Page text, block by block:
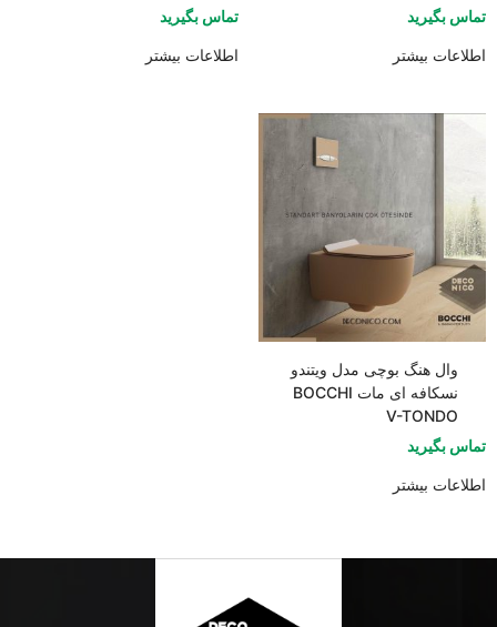
تماس بگیرید
اطلاعات بیشتر
تماس بگیرید
اطلاعات بیشتر
وال هنگ بوچی مدل ویتندو
نسکافه ای مات BOCCHI
V-TONDO
تماس بگیرید
اطلاعات بیشتر